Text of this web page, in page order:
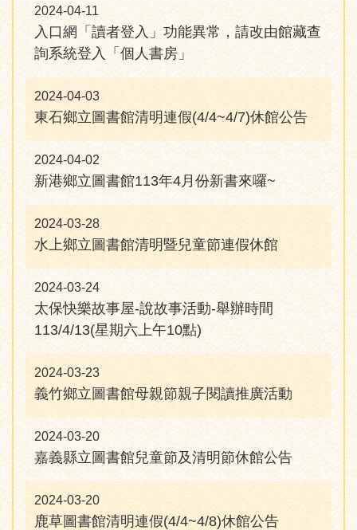
2024-04-11
入口網「讀者登入」功能異常，請改由館藏查
詢系統登入「個人書房」
2024-04-03
東石鄉立圖書館清明連假(4/4~4/7)休館公告
2024-04-02
新港鄉立圖書館113年4月份新書來囉~
2024-03-28
水上鄉立圖書館清明暨兒童節連假休館
2024-03-24
太保快樂故事屋-說故事活動-舉辦時間
113/4/13(星期六上午10點)
2024-03-23
義竹鄉立圖書館母親節親子閱讀推廣活動
2024-03-20
嘉義縣立圖書館兒童節及清明節休館公告
2024-03-20
鹿草圖書館清明連假(4/4~4/8)休館公告